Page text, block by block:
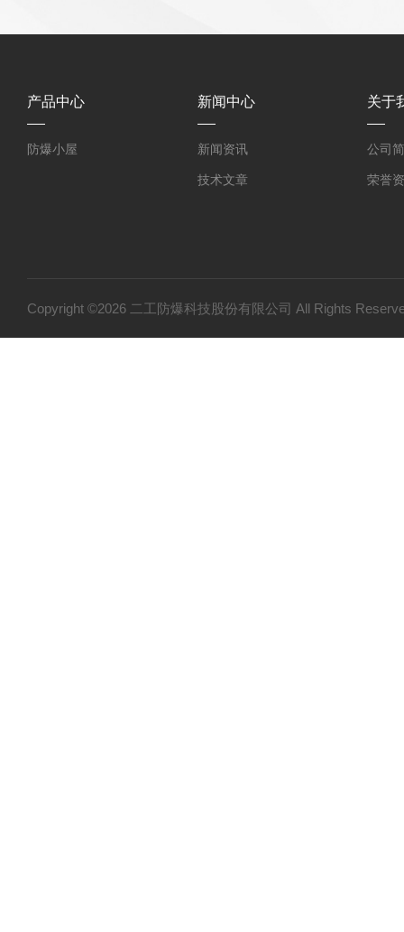
产品中心
防爆小屋
新闻中心
新闻资讯
技术文章
关于
公司
荣誉
Copyright ©2026 二工防爆科技股份有限公司 All Rights